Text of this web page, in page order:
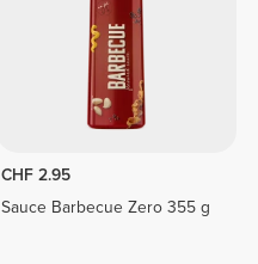
CHF 2.95
Sauce Barbecue Zero 355 g